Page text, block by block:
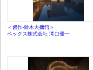
＜習作-鈴木大拙館＞
ベックス株式会社 滝口優一